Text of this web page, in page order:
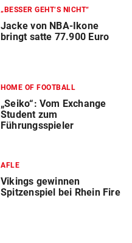
„BESSER GEHT‘S NICHT“
Jacke von NBA-Ikone
bringt satte 77.900 Euro
HOME OF FOOTBALL
„Seiko“: Vom Exchange
Student zum
Führungsspieler
AFLE
Vikings gewinnen
Spitzenspiel bei Rhein Fire